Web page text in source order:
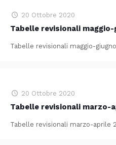
20 Ottobre 2020
Tabelle revisionali maggio-
Tabelle revisionali maggio-
20 Ottobre 2020
Tabelle revisionali marzo-
Tabelle revisionali marzo-aprile